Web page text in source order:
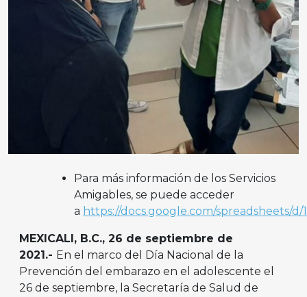
Para más información de los Servicios
Amigables, se puede acceder
a https://docs.google.com/spreadsheets/
MEXICALI, B.C., 26 de septiembre de
2021.- En el marco del Día Nacional de la
Prevención del embarazo en el adolescente el
26 de septiembre, la Secretaría de Salud de